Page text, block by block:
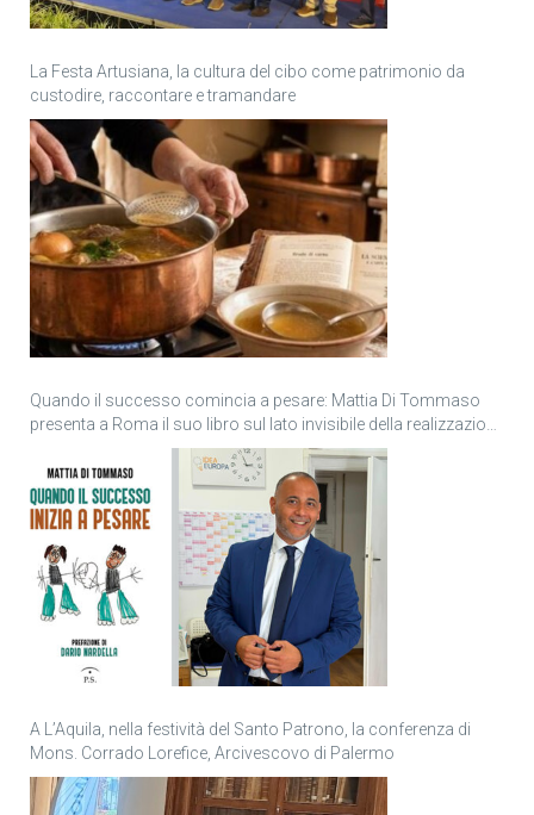
La Festa Artusiana, la cultura del cibo come patrimonio da
custodire, raccontare e tramandare
Quando il successo comincia a pesare: Mattia Di Tommaso
presenta a Roma il suo libro sul lato invisibile della realizzazione
A L’Aquila, nella festività del Santo Patrono, la conferenza di
Mons. Corrado Lorefice, Arcivescovo di Palermo